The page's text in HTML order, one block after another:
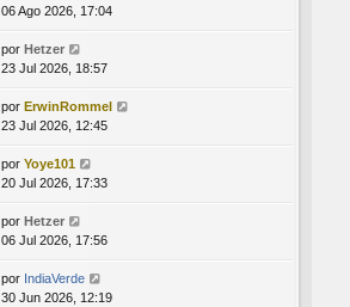
06 Ago 2026, 17:04
por Hetzer
23 Jul 2026, 18:57
por ErwinRommel
23 Jul 2026, 12:45
por Yoye101
20 Jul 2026, 17:33
por Hetzer
06 Jul 2026, 17:56
por IndiaVerde
30 Jun 2026, 12:19